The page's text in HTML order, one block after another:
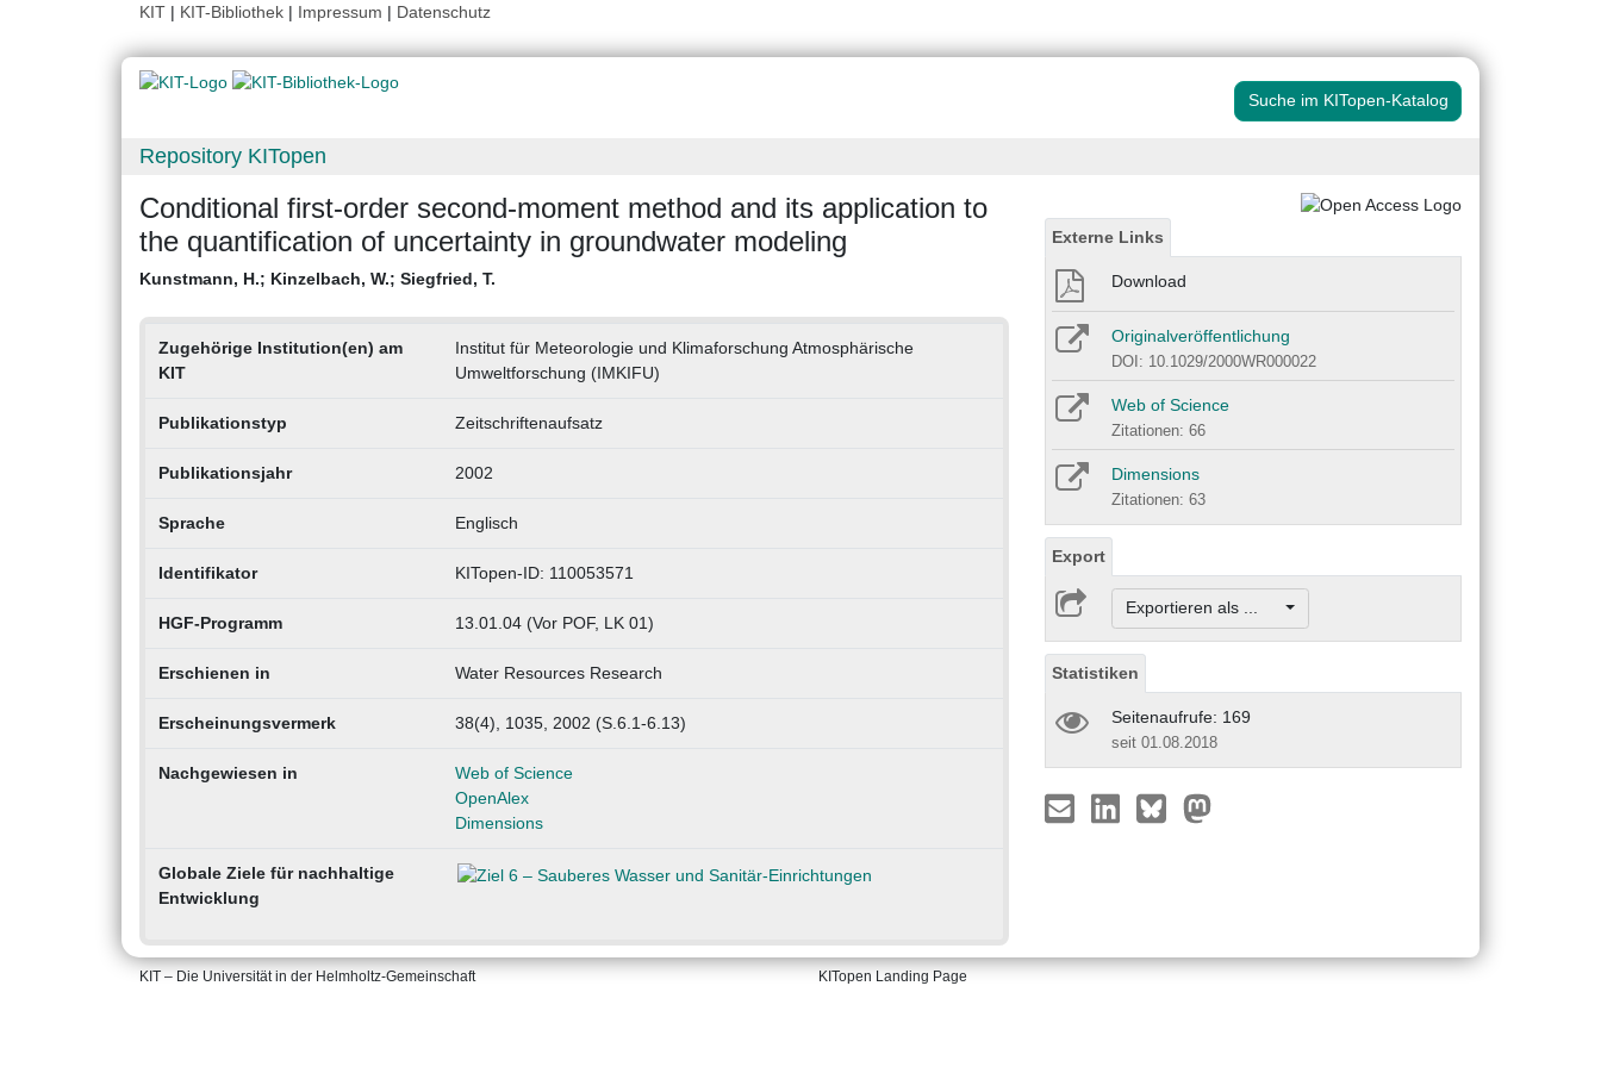
KIT | KIT-Bibliothek | Impressum | Datenschutz
Suche im KITopen-Katalog
Repository KITopen
Conditional first-order second-moment method and its application to
the quantification of uncertainty in groundwater modeling
Kunstmann, H.; Kinzelbach, W.; Siegfried, T.
Zugehörige Institution(en) am
KIT
Institut für Meteorologie und Klimaforschung Atmosphärische
Umweltforschung (IMKIFU)
Publikationstyp Zeitschriftenaufsatz
Publikationsjahr 2002
Sprache Englisch
Identifikator KITopen-ID: 110053571
HGF-Programm 13.01.04 (Vor POF, LK 01)
Erschienen in Water Resources Research
Erscheinungsvermerk 38(4), 1035, 2002 (S.6.1-6.13)
Nachgewiesen in
Web of Science
OpenAlex
Dimensions
Globale Ziele für nachhaltige
Entwicklung
Externe Links
Download
Originalveröffentlichung
DOI: 10.1029/2000WR000022
Web of Science
Zitationen: 66
Dimensions
Zitationen: 63
Export
Exportieren als ...
Statistiken
Seitenaufrufe: 169
seit 01.08.2018
KIT – Die Universität in der Helmholtz-Gemeinschaft KITopen Landing Page